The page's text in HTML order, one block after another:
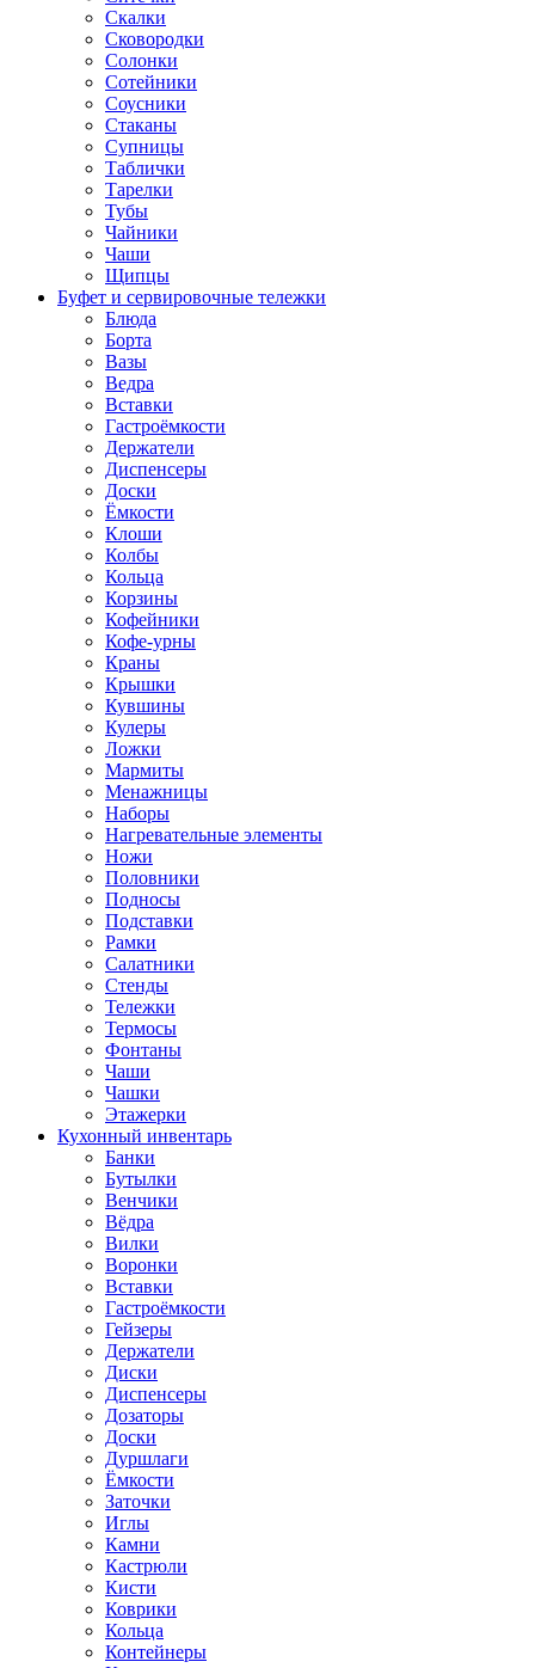
Скалки
Сковородки
Солонки
Сотейники
Соусники
Стаканы
Супницы
Таблички
Тарелки
Тубы
Чайники
Чаши
Щипцы
Буфет и сервировочные тележки
Блюда
Борта
Вазы
Ведра
Вставки
Гастроёмкости
Держатели
Диспенсеры
Доски
Ёмкости
Клоши
Колбы
Кольца
Корзины
Кофейники
Кофе-урны
Краны
Крышки
Кувшины
Кулеры
Ложки
Мармиты
Менажницы
Наборы
Нагревательные элементы
Ножи
Половники
Подносы
Подставки
Рамки
Салатники
Стенды
Тележки
Термосы
Фонтаны
Чаши
Чашки
Этажерки
Кухонный инвентарь
Банки
Бутылки
Венчики
Вёдра
Вилки
Воронки
Вставки
Гастроёмкости
Гейзеры
Держатели
Диски
Диспенсеры
Дозаторы
Доски
Дуршлаги
Ёмкости
Заточки
Иглы
Камни
Кастрюли
Кисти
Коврики
Кольца
Контейнеры